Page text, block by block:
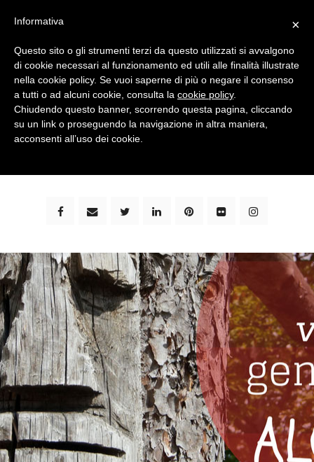
bimbi e viaggi - family travel blog: community #1 in
×
Informativa
Questo sito o gli strumenti terzi da questo utilizzati si avvalgono
di cookie necessari al funzionamento ed utili alle finalità illustrate
nella cookie policy. Se vuoi saperne di più o negare il consenso
a tutti o ad alcuni cookie, consulta la cookie policy.
Chiudendo questo banner, scorrendo questa pagina, cliccando
su un link o proseguendo la navigazione in altra maniera,
acconsenti all’uso dei cookie.